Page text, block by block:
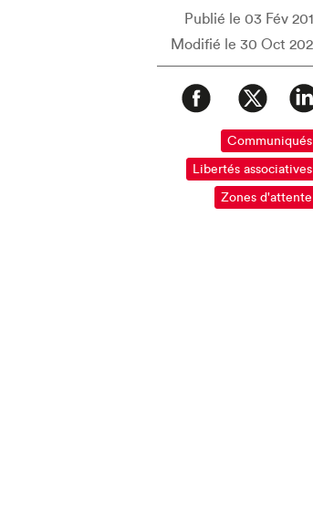
Publié le 03 Fév
Modifié le 30 Oct
Communiqués
Libertés associatives
Zones d'attente